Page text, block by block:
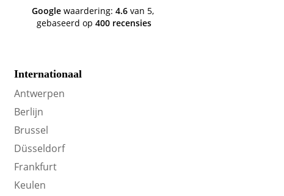
W
site om je te oriënteren op
trein-voordeel!
Google waardering: 4.6 van 5,
gebaseerd op400 recensies
Internationaal
Antwerpen
Berlijn
Brussel
Düsseldorf
Frankfurt
Keulen